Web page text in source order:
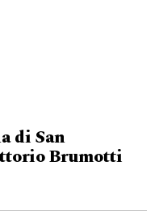
di San
Brumotti